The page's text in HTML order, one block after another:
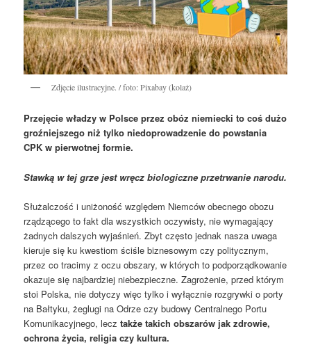
Zdjęcie ilustracyjne. / foto: Pixabay (kolaż)
Przejęcie władzy w Polsce przez obóz niemiecki to coś dużo
groźniejszego niż tylko niedoprowadzenie do powstania
CPK w pierwotnej formie.
Stawką w tej grze jest wręcz biologiczne przetrwanie narodu.
Służalczość i uniżoność względem Niemców obecnego obozu
rządzącego to fakt dla wszystkich oczywisty, nie wymagający
żadnych dalszych wyjaśnień. Zbyt często jednak nasza uwaga
kieruje się ku kwestiom ściśle biznesowym czy politycznym,
przez co tracimy z oczu obszary, w których to podporządkowanie
okazuje się najbardziej niebezpieczne. Zagrożenie, przed którym
stoi Polska, nie dotyczy więc tylko i wyłącznie rozgrywki o porty
na Bałtyku, żeglugi na Odrze czy budowy Centralnego Portu
Komunikacyjnego, lecztakże takich obszarów jak zdrowie,
ochrona życia, religia czy kultura.